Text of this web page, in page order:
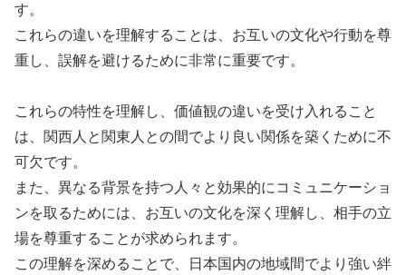
す。
これらの違いを理解することは、お互いの文化や行動を尊
重し、誤解を避けるために非常に重要です。
これらの特性を理解し、価値観の違いを受け入れること
は、関西人と関東人との間でより良い関係を築くために不
可欠です。
また、異なる背景を持つ人々と効果的にコミュニケーショ
ンを取るためには、お互いの文化を深く理解し、相手の立
場を尊重することが求められます。
この理解を深めることで、日本国内の地域間でより強い絆